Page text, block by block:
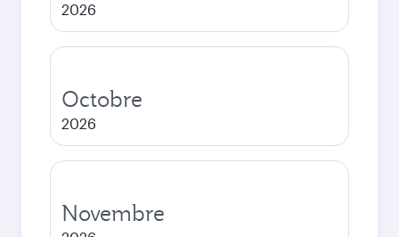
2026
Octobre
2026
Novembre